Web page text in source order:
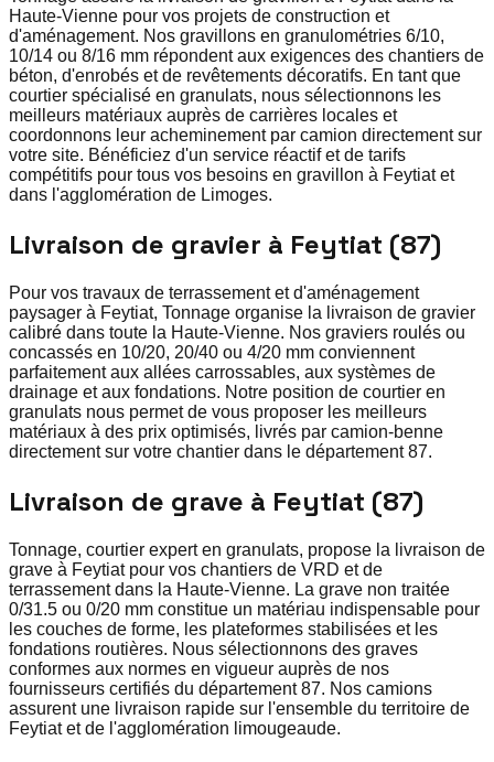
Haute-Vienne pour vos projets de construction et
d'aménagement. Nos gravillons en granulométries 6/10,
10/14 ou 8/16 mm répondent aux exigences des chantiers de
béton, d'enrobés et de revêtements décoratifs. En tant que
courtier spécialisé en granulats, nous sélectionnons les
meilleurs matériaux auprès de carrières locales et
coordonnons leur acheminement par camion directement sur
votre site. Bénéficiez d'un service réactif et de tarifs
compétitifs pour tous vos besoins en gravillon à Feytiat et
dans l'agglomération de Limoges.
Livraison de gravier à Feytiat (87)
Pour vos travaux de terrassement et d'aménagement
paysager à Feytiat, Tonnage organise la livraison de gravier
calibré dans toute la Haute-Vienne. Nos graviers roulés ou
concassés en 10/20, 20/40 ou 4/20 mm conviennent
parfaitement aux allées carrossables, aux systèmes de
drainage et aux fondations. Notre position de courtier en
granulats nous permet de vous proposer les meilleurs
matériaux à des prix optimisés, livrés par camion-benne
directement sur votre chantier dans le département 87.
Livraison de grave à Feytiat (87)
Tonnage, courtier expert en granulats, propose la livraison de
grave à Feytiat pour vos chantiers de VRD et de
terrassement dans la Haute-Vienne. La grave non traitée
0/31.5 ou 0/20 mm constitue un matériau indispensable pour
les couches de forme, les plateformes stabilisées et les
fondations routières. Nous sélectionnons des graves
conformes aux normes en vigueur auprès de nos
fournisseurs certifiés du département 87. Nos camions
assurent une livraison rapide sur l'ensemble du territoire de
Feytiat et de l'agglomération limougeaude.